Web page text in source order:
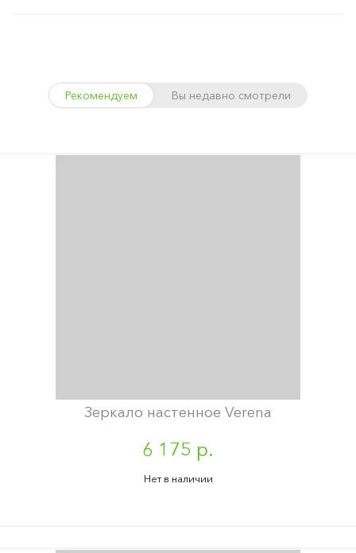
Рекомендуем Вы недавно смотрели
Зеркало настенное Verena
6 175 р.
Нет в наличии